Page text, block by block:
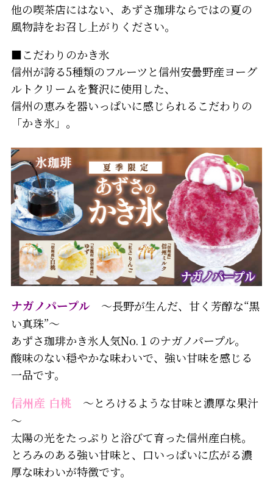
他の喫茶店にはない、あずさ珈琲ならではの夏の
風物詩をお召し上がりください。
■こだわりのかき氷
信州が誇る5種類のフルーツと信州安曇野産ヨーグ
ルトクリームを贅沢に使用した、
信州の恵みを器いっぱいに感じられるこだわりの
「かき氷」。
ナガノパープル～長野が生んだ、甘く芳醇な“黒
い真珠”～
あずさ珈琲かき氷人気No.１のナガノパープル。
酸味のない穏やかな味わいで、強い甘味を感じる
一品です。
信州産 白桃 ～とろけるような甘味と濃厚な果汁
～
太陽の光をたっぷりと浴びて育った信州産白桃。
とろみのある強い甘味と、口いっぱいに広がる濃
厚な味わいが特徴です。